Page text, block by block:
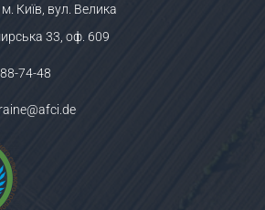
Київ, вул. Велика
33, оф. 609
74-48